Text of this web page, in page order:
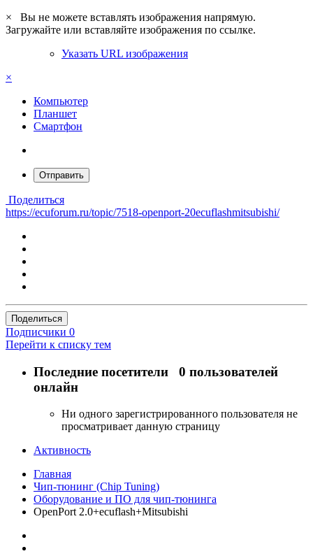
×
Вы не можете вставлять изображения напрямую.
Загружайте или вставляйте изображения по ссылке.
Указать URL изображения
×
Компьютер
Планшет
Смартфон
Отправить
Поделиться
https://ecuforum.ru/topic/7518-openport-20ecuflashmitsubishi/
Поделиться
Подписчики 0
Перейти к списку тем
Последние посетители 0 пользователей
онлайн
Ни одного зарегистрированного пользователя не
просматривает данную страницу
Активность
Главная
Чип-тюнинг (Chip Tuning)
Оборудование и ПО для чип-тюнинга
OpenPort 2.0+ecuflash+Mitsubishi